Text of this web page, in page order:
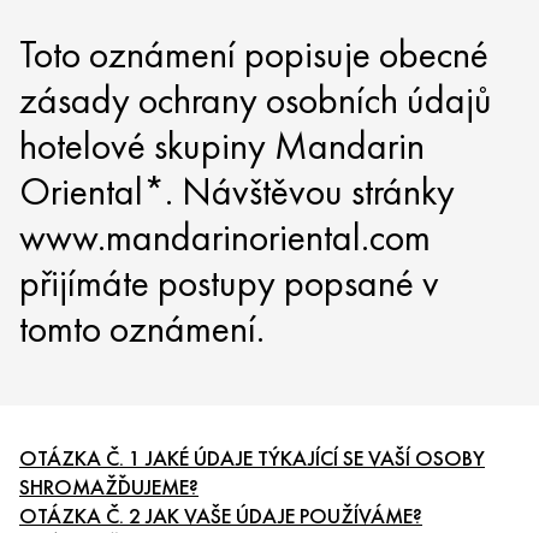
Toto oznámení popisuje obecné
zásady ochrany osobních údajů
hotelové skupiny Mandarin
Oriental*. Návštěvou stránky
www.mandarinoriental.com
přijímáte postupy popsané v
tomto oznámení.
OTÁZKA Č. 1 JAKÉ ÚDAJE TÝKAJÍCÍ SE VAŠÍ OSOBY
SHROMAŽĎUJEME?
OTÁZKA Č. 2 JAK VAŠE ÚDAJE POUŽÍVÁME?